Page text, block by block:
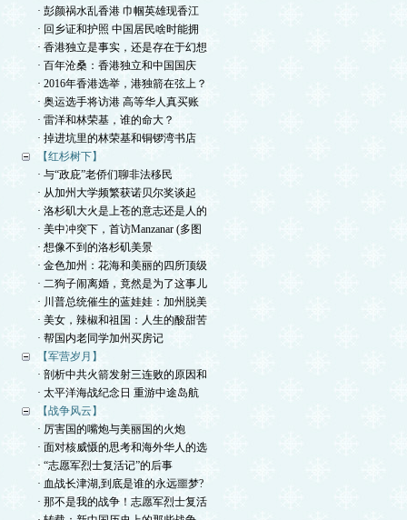
· 彭颜祸水乱香港 巾帼英雄现香江
· 回乡证和护照 中国居民啥时能拥
· 香港独立是事实，还是存在于幻想
· 百年沧桑：香港独立和中国国庆
· 2016年香港选举，港独箭在弦上？
· 奥运选手将访港 高等华人真买账
· 雷洋和林荣基，谁的命大？
· 掉进坑里的林荣基和铜锣湾书店
【红杉树下】
· 与“政庇”老侨们聊非法移民
· 从加州大学频繁获诺贝尔奖谈起
· 洛杉矶大火是上苍的意志还是人的
· 美中冲突下，首访Manzanar (多图
· 想像不到的洛杉矶美景
· 金色加州：花海和美丽的四所顶级
· 二狗子闹离婚，竟然是为了这事儿
· 川普总统催生的蓝娃娃：加州脱美
· 美女，辣椒和祖国：人生的酸甜苦
· 帮国内老同学加州买房记
【军营岁月】
· 剖析中共火箭发射三连败的原因和
· 太平洋海战纪念日 重游中途岛航
【战争风云】
· 厉害国的嘴炮与美丽国的火炮
· 面对核威慑的思考和海外华人的选
· “志愿军烈士复活记”的后事
· 血战长津湖,到底是谁的永远噩梦?
· 那不是我的战争！志愿军烈士复活